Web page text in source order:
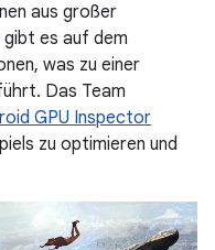
aus großer
gibt es auf dem
was zu einer
Das Team
GPU Inspector
zu optimieren und